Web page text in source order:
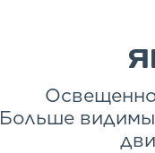
Больше